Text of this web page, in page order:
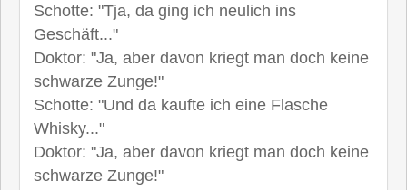
Schotte: "Tja, da ging ich neulich ins
Geschäft..."
Doktor: "Ja, aber davon kriegt man doch keine
schwarze Zunge!"
Schotte: "Und da kaufte ich eine Flasche
Whisky..."
Doktor: "Ja, aber davon kriegt man doch keine
schwarze Zunge!"